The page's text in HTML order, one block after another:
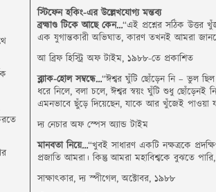
স্টিফেন হকিং-এর উল্লেখযোগ্য মন্তব্য
ব্রহ্মাণ্ড টিকে আছে কেন…“এই প্রশ্নের সঠিক উত্তর
এক যুগান্তকারী অভিঘাত, কারণ তখনই আমরা
আ ব্রিফ হিস্ট্রি অফ টাইম, ১৯৮৮-তে প্রকাশিত
ব্ল্যাক-হোল সম্বন্ধে…“ঈশ্বর ঘুঁটি ছোঁড়েন নি – ভুল
ধরে নিলে, বলা চলে, ঈশ্বর স্বয়ং ঘুঁটি শুধু ছোঁড়েনই
এমনভাবে ছুঁড়ে দিয়েছেন, যাকে আর খুঁজেই পাওয়া
দ্য নেচার অফ স্পেস অ্যান্ড টাইম
মানবতা নিয়ে…“খুবই সাধারণ একটি নক্ষত্রকে
প্রজাতি আমরা। কিন্তু আমরা মহাবিশ্বকে বুঝতে
সাক্ষাৎকার, দ্য স্পীগেল, অক্টোবর, ১৯৮৮